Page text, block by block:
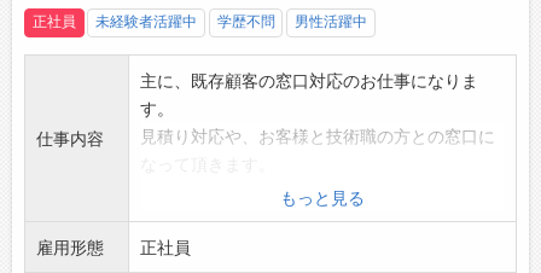
正社員 未経験者活躍中 学歴不問 男性活躍中
仕事内容
主に、既存顧客の窓口対応のお仕事になりま
す。
見積り対応や、お客様と技術職の方との窓口に
【具体的な業務内容】
・既存顧客の窓口対応
既存顧客からの見積り依頼対応、技術打ち合
もっと見る
雇用形態 正社員